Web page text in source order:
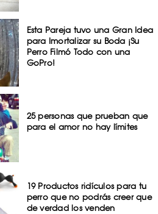
Esta Pareja tuvo una Gran Idea
para Imortalizar su Boda ¡Su
Perro Filmó Todo con una
GoPro!
25 personas que prueban que
para el amor no hay límites
19 Productos ridículos para tu
perro que no podrás creer que
de verdad los venden